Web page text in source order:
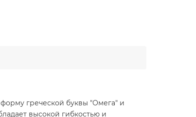
греческой буквы "Омега" и
высокой гибкостью и